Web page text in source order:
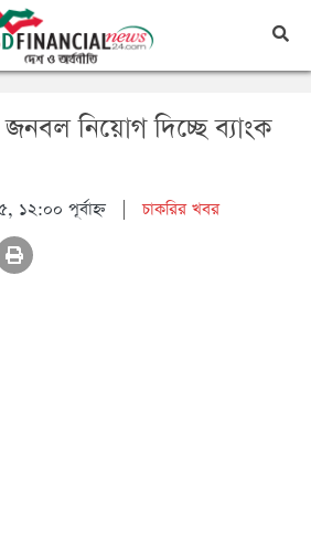
নিয়োগ দিচ্ছে ব্যাংক
১২:০০ পূর্বাহ্ন|চাকরির খবর